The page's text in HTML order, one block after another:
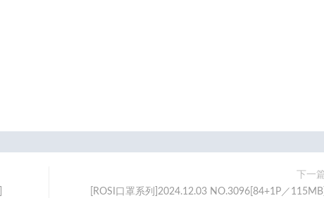
下一
[ROSI口罩系列]2024.12.03 NO.3096[84+1P／